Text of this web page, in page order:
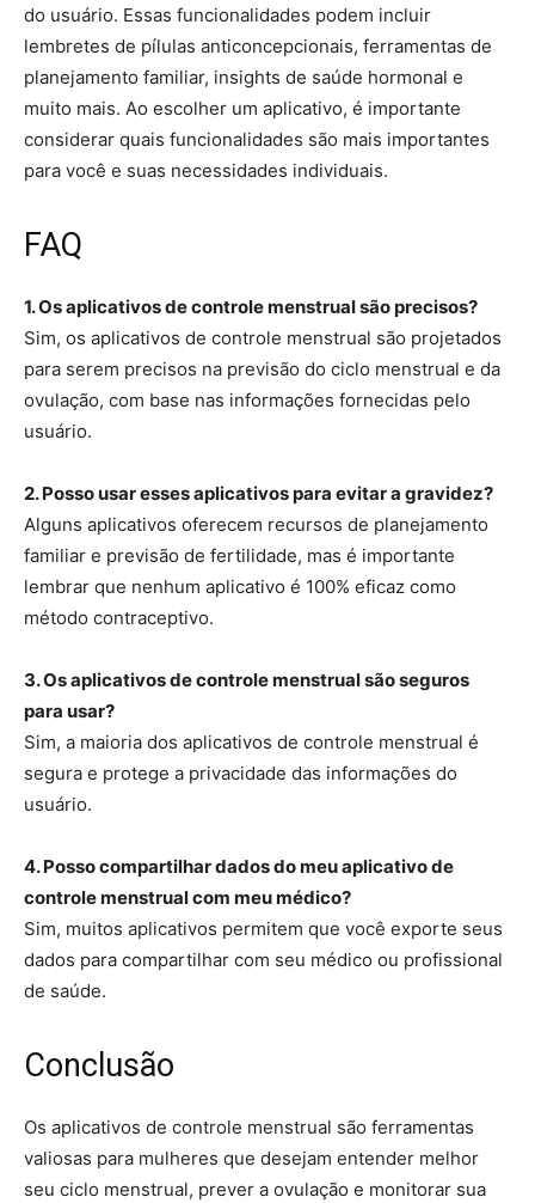
do usuário. Essas funcionalidades podem incluir
lembretes de pílulas anticoncepcionais, ferramentas de
planejamento familiar, insights de saúde hormonal e
muito mais. Ao escolher um aplicativo, é importante
considerar quais funcionalidades são mais importantes
para você e suas necessidades individuais.
FAQ
1. Os aplicativos de controle menstrual são precisos?
Sim, os aplicativos de controle menstrual são projetados
para serem precisos na previsão do ciclo menstrual e da
ovulação, com base nas informações fornecidas pelo
usuário.
2. Posso usar esses aplicativos para evitar a gravidez?
Alguns aplicativos oferecem recursos de planejamento
familiar e previsão de fertilidade, mas é importante
lembrar que nenhum aplicativo é 100% eficaz como
método contraceptivo.
3. Os aplicativos de controle menstrual são seguros
para usar?
Sim, a maioria dos aplicativos de controle menstrual é
segura e protege a privacidade das informações do
usuário.
4. Posso compartilhar dados do meu aplicativo de
controle menstrual com meu médico?
Sim, muitos aplicativos permitem que você exporte seus
dados para compartilhar com seu médico ou profissional
de saúde.
Conclusão
Os aplicativos de controle menstrual são ferramentas
valiosas para mulheres que desejam entender melhor
seu ciclo menstrual, prever a ovulação e monitorar sua